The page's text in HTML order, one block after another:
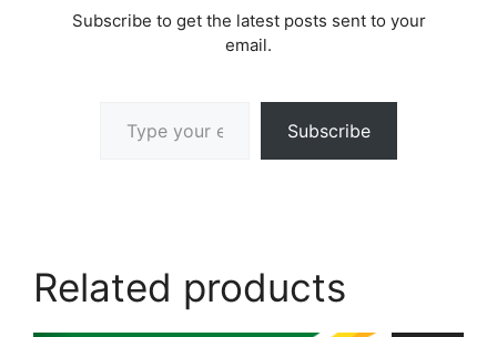
Subscribe to get the latest posts sent to your
email.
Subscribe
Related products